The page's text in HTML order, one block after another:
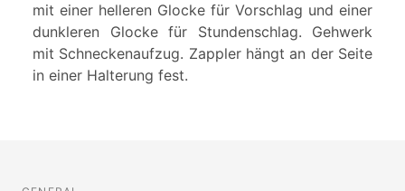
mit einer helleren Glocke für Vorschlag und einer
dunkleren Glocke für Stundenschlag. Gehwerk
mit Schneckenaufzug. Zappler hängt an der Seite
in einer Halterung fest.